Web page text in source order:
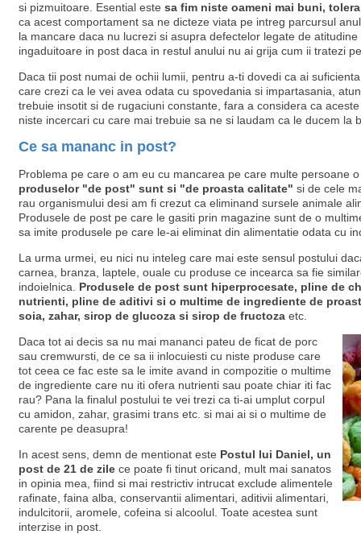
si pizmuitoare. Esential este sa fim niste oameni mai buni,
ca acest comportament sa ne dicteze viata pe intreg parcursul
la mancare daca nu lucrezi si asupra defectelor legate de
ingaduitoare in post daca in restul anului nu ai grija cum ii tratezi
Daca tii post numai de ochii lumii, pentru a-ti dovedi ca ai
care crezi ca le vei avea odata cu spovedania si impartasania,
trebuie insotit si de rugaciuni constante, fara a considera ca
niste incercari cu care mai trebuie sa ne si laudam ca le ducem la
Ce sa mananc in post?
Problema pe care o am eu cu mancarea pe care multe persoane
produselor "de post" sunt si "de proasta calitate" si de cele
rau organismului desi am fi crezut ca eliminand sursele animale
Produsele de post pe care le gasiti prin magazine sunt de o
sa imite produsele pe care le-ai eliminat din alimentatie odata cu
La urma urmei, eu nici nu inteleg care mai este sensul postului
carnea, branza, laptele, ouale cu produse ce incearca sa fie
indoielnica. Produsele de post sunt hiperprocesate, pline de
nutrienti, pline de aditivi si o multime de ingrediente de
soia, zahar, sirop de glucoza si sirop de fructoza etc.
Daca tot ai decis sa nu mai mananci pateu de ficat de porc
sau cremwursti, de ce sa ii inlocuiesti cu niste produse care
tot ceea ce fac este sa le imite avand in compozitie o multime
de ingrediente care nu iti ofera nutrienti sau poate chiar iti fac
rau? Pana la finalul postului te vei trezi ca ti-ai umplut corpul
cu amidon, zahar, grasimi trans etc. si mai ai si o multime de
carente pe deasupra!
In acest sens, demn de mentionat este Postul lui Daniel, un
post de 21 de zile ce poate fi tinut oricand, mult mai sanatos
in opinia mea, fiind si mai restrictiv intrucat exclude alimentele
rafinate, faina alba, conservantii alimentari, aditivii alimentari,
indulcitorii, aromele, cofeina si alcoolul. Toate acestea sunt
interzise in post.